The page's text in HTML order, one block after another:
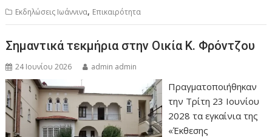
Εκδηλώσεις Ιωάννινα, Επικαιρότητα
Σημαντικά τεκμήρια στην Οικία Κ. Φρόντζου
24 Ιουνίου 2026 admin admin
Πραγματοποιήθηκαν
την Τρίτη 23 Ιουνίου
2028 τα εγκαίνια της
«Έκθεσης